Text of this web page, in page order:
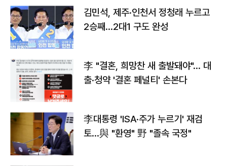
김민석, 제주·인천서 정청래 누르고
2승째…2대1 구도 완성
李 "결혼, 희망찬 새 출발돼야"… 대
출·청약 '결혼 페널티' 손본다
李대통령 'ISA·주가 누르기' 재검
토…與 "환영" 野 "졸속 국정"